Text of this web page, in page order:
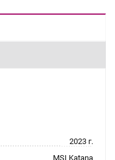
2023 г.
MSI Katana